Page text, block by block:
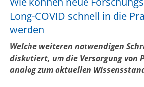
Long-COVID schnell in die
werden
Welche weiteren notwendigen
diskutiert, um die Versorgung von
analog zum aktuellen